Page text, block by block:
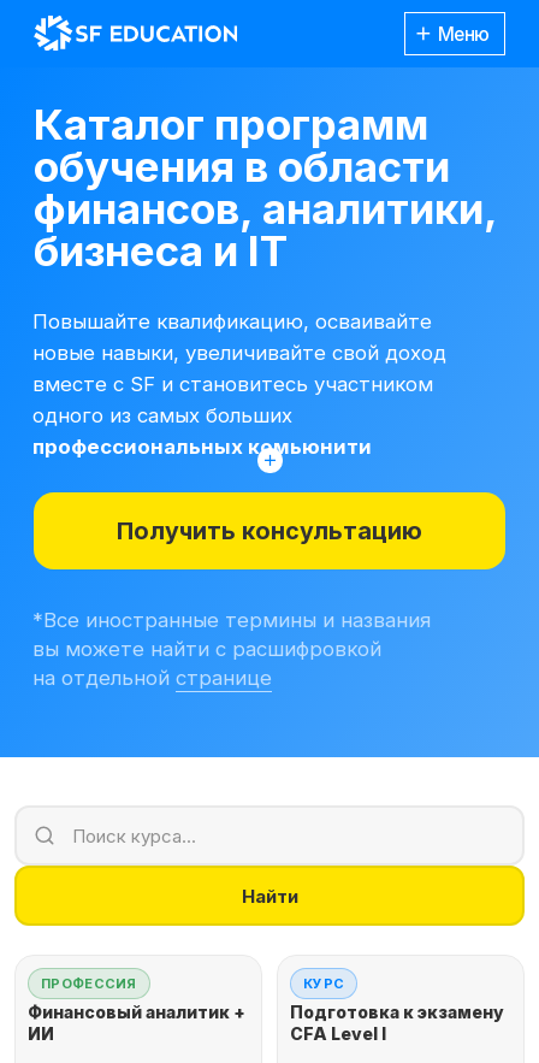
обучения в области
финансов, аналитики,
бизнеса и IT
*Все иностранные термины и названия
вы можете найти с расшифровкой
Получить консультацию
Повышайте квалификацию, осваивайте
новые навыки, увеличивайте свой доход
профессиональных комьюнити
Найти
ПРОФЕССИЯ
Финансовый аналитик +
ИИ
КУРС
Подготовка к экзамену
CFA Level I